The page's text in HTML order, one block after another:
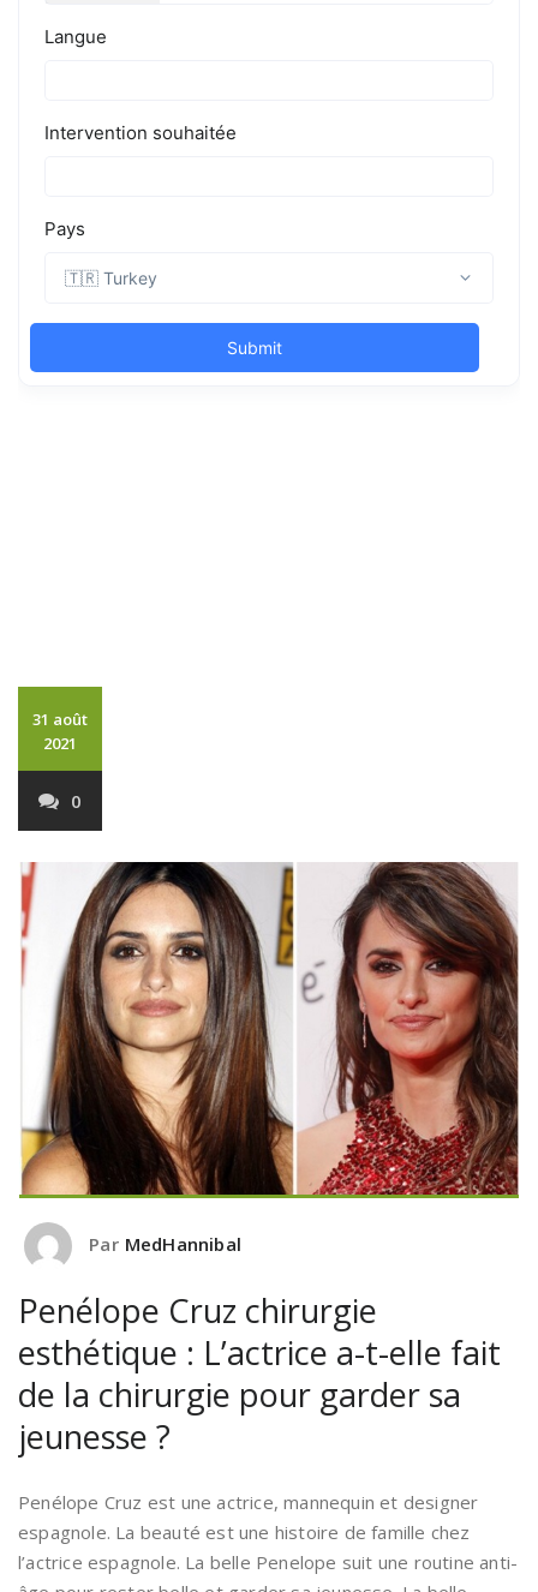
31 août
2021
0
Par MedHannibal
Penélope Cruz chirurgie
esthétique : L’actrice a-t-elle fait
de la chirurgie pour garder sa
jeunesse ?
Penélope Cruz est une actrice, mannequin et designer
espagnole. La beauté est une histoire de famille chez
l’actrice espagnole. La belle Penelope suit une routine anti-